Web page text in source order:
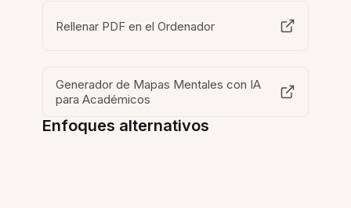
Rellenar PDF en el Ordenador
Generador de Mapas Mentales con IA
para Académicos
Enfoques alternativos